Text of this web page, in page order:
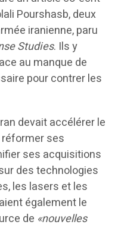
Pourshasb, deux
iranienne, paru
Studies. Ils y
au manque de
pour contrer les
devait accélérer le
ses
ses acquisitions
des technologies
les lasers et les
également le
de «nouvelles